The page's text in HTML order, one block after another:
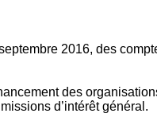
2016, des
des
d’intérêt général.